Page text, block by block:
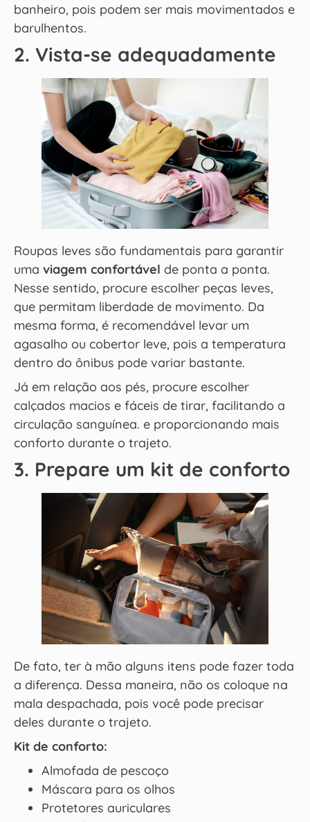
banheiro, pois podem ser mais movimentados e
barulhentos.
2. Vista-se adequadamente
Roupas leves são fundamentais para garantir
uma viagem confortável de ponta a ponta.
Nesse sentido, procure escolher peças leves,
que permitam liberdade de movimento. Da
mesma forma, é recomendável levar um
agasalho ou cobertor leve, pois a temperatura
dentro do ônibus pode variar bastante.
Já em relação aos pés, procure escolher
calçados macios e fáceis de tirar, facilitando a
circulação sanguínea. e proporcionando mais
conforto durante o trajeto.
3. Prepare um kit de conforto
De fato, ter à mão alguns itens pode fazer toda
a diferença. Dessa maneira, não os coloque na
mala despachada, pois você pode precisar
deles durante o trajeto.
Kit de conforto:
Almofada de pescoço
Máscara para os olhos
Protetores auriculares